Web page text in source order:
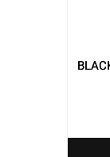
5004